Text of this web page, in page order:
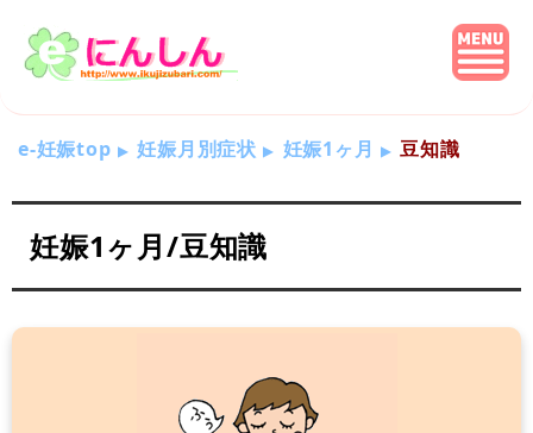
e-妊娠top 妊娠月別症状 妊娠1ヶ月 豆知識
妊娠1ヶ月/豆知識